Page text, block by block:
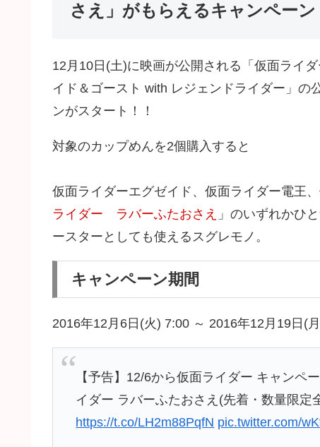
さえ」がもらえるキャンペーン
12月10日(土)に映画が公開される「仮面ライ
イド＆ゴースト with レジェンドライダー」の
ンがスタート！！
対象のカップめんを2個購入すると
仮面ライダーエグゼイド、仮面ライダー電王
ライダー ラバーふたおさえ 」のいずれかひ
ースターとしても使えるスグレモノ。
キャンペーン期間
2016年12月6日(火) 7:00 ～ 2016年12月19日(
【予告】12/6から仮面ライダー キャンペ
イダー ラバーふたおさえ(先着・数量限定
https://t.co/LH2m88PqfN pic.twitter.com/